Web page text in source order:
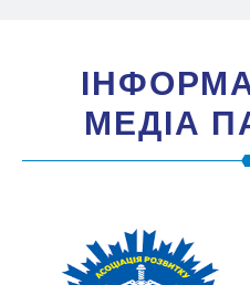
МЕДIА